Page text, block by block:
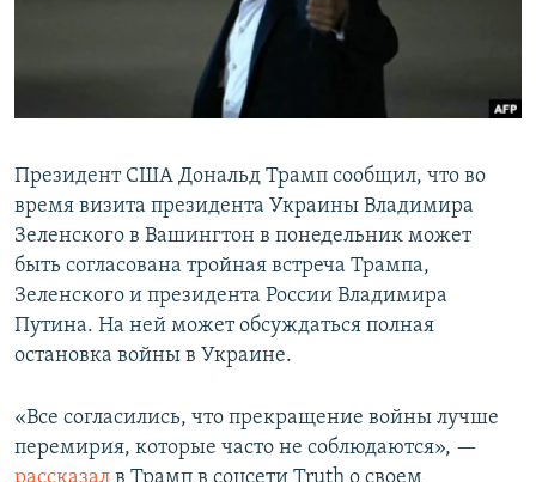
Президент США Дональд Трамп сообщил, что во
время визита президента Украины Владимира
Зеленского в Вашингтон в понедельник может
быть согласована тройная встреча Трампа,
Зеленского и президента России Владимира
Путина. На ней может обсуждаться полная
остановка войны в Украине.
«Все согласились, что прекращение войны лучше
перемирия, которые часто не соблюдаются», —